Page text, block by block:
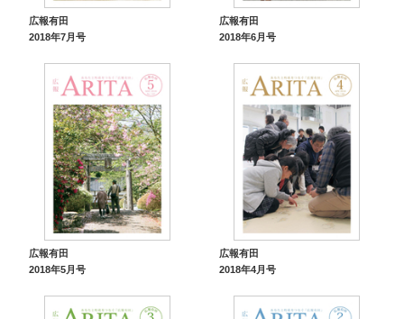
広報有田
2018年7月号
広報有田
2018年6月号
広報有田
2018年5月号
広報有田
2018年4月号